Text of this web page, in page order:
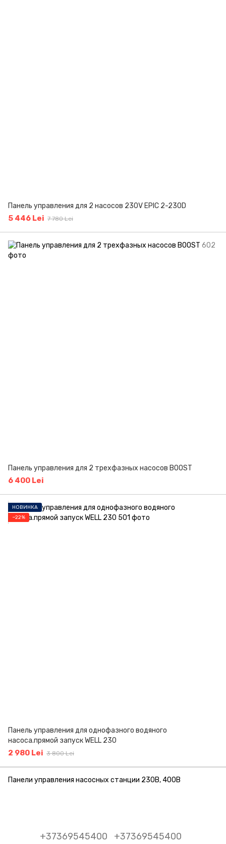
Панель управления для 2 насосов 230V EPIC 2-230D
5 446 Lei 7 780 Lei
Панель управления для 2 трехфазных насосов BOOST
6 400 Lei
НОВИНКА
−22%
Панель управления для однофазного водяного
насоса.прямой запуск WELL 230
2 980 Lei 3 800 Lei
Панели управления насосныx станции 230В, 400В
+37369545400 +37369545400